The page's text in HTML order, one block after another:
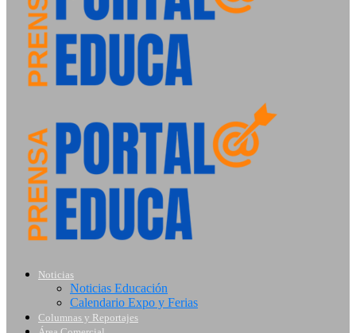
Noticias
Noticias Educación
Calendario Expo y Ferias
Columnas y Reportajes